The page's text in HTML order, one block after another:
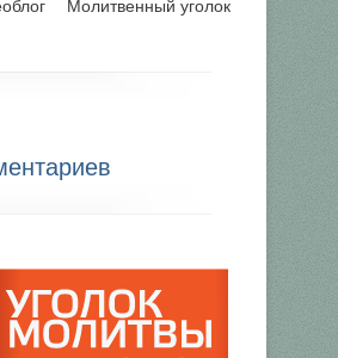
Молитвенный уголок